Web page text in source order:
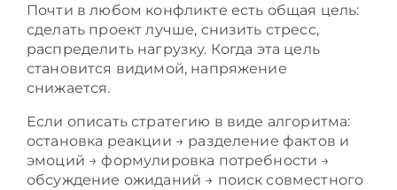
Почти в любом конфликте есть общая цель:
сделать проект лучше, снизить стресс,
распределить нагрузку. Когда эта цель
становится видимой, напряжение
снижается.
Если описать стратегию в виде алгоритма:
остановка реакции → разделение фактов и
эмоций → формулировка потребности →
обсуждение ожиданий → поиск совместного